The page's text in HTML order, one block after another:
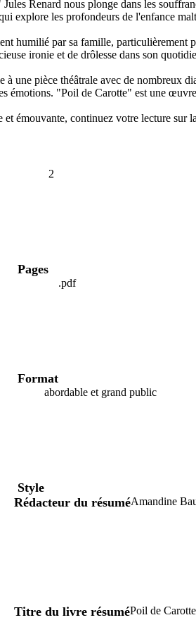
Renard nous plonge dans les
explore les profondeurs de l'enfance
humilié par sa famille,
ironie et de drôlesse dans son
à une pièce théâtrale avec de
émotions. "Poil de Carotte" est une
émouvante, continuez votre lecture sur
Pages
2
Format
.pdf
Style
abordable et grand public
Rédacteur du résuméAmandine
Titre du livre résuméPoil de Carotte